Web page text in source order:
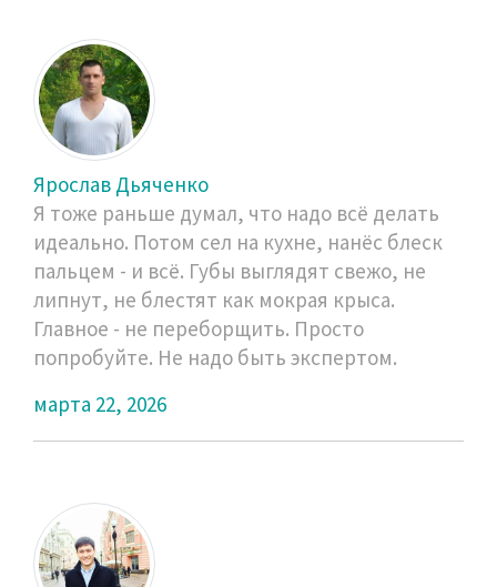
Ярослав Дьяченко
Я тоже раньше думал, что надо всё делать
идеально. Потом сел на кухне, нанёс блеск
пальцем - и всё. Губы выглядят свежо, не
липнут, не блестят как мокрая крыса.
Главное - не переборщить. Просто
попробуйте. Не надо быть экспертом.
марта 22, 2026